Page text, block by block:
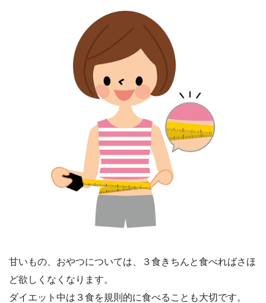
甘いもの、おやつについては、３食きちんと食べればさほ
ど欲しくなくなります。
ダイエット中は３食を規則的に食べることも大切です。